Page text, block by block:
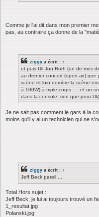
Comme je l'ai dit dans mon premier
pas, au contraire ça donne de la
ziggy a écrit : ↑
et puis Uli Jon Roth (un de mes
au dernier concert (open-air) que
scène et loin derrière la scène
à 100W) à triple-corps .... et un
dans la console, rien que pour Uli)
Je ne sait pas comment le gars à la
moins qu'il y ai un technicien qui ne
ziggy a écrit : ↑
Jeff Beck pareil ...
Total Hors sujet :
Jeff Beck, je lui ai toujours trouvé un
1_resultat.jpg
Polanski.jpg